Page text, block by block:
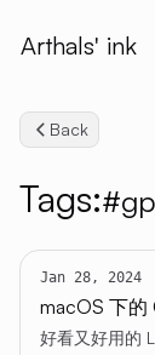
Arthals' ink
Back
Tags:
Jan 28, 2024
macOS 下的
好看又好用的